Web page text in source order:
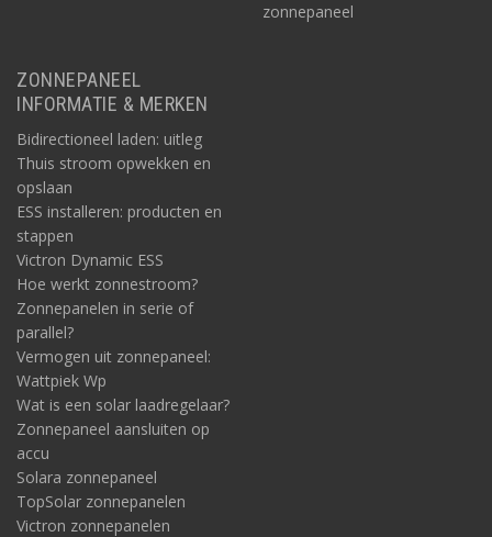
zonnepaneel
ZONNEPANEEL
INFORMATIE & MERKEN
Bidirectioneel laden: uitleg
Thuis stroom opwekken en
opslaan
ESS installeren: producten en
stappen
Victron Dynamic ESS
Hoe werkt zonnestroom?
Zonnepanelen in serie of
parallel?
Vermogen uit zonnepaneel:
Wattpiek Wp
Wat is een solar laadregelaar?
Zonnepaneel aansluiten op
accu
Solara zonnepaneel
TopSolar zonnepanelen
Victron zonnepanelen